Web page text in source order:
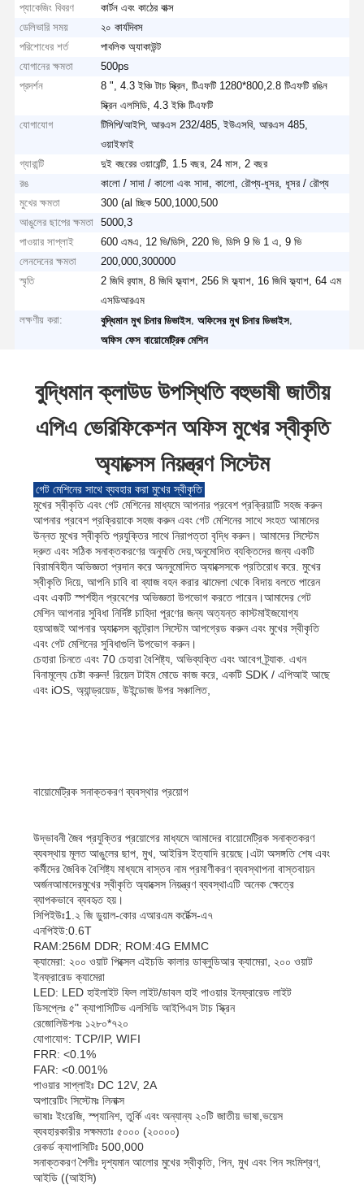
বাড়ি পণ্য
প্যাকেজিং বিবরণ
কার্টন এবং কাঠের বাক্স
ডেলিভারি সময়
২০ কার্যদিবস
পরিশোধের শর্ত
পাবলিক অ্যাকাউন্ট
যোগানের ক্ষমতা
500ps
প্রদর্শন
8 ", 4.3 ইঞ্চি টাচ স্ক্রিন, টিএফটি 1280*800,2.8 টিএফটি রঙিন
স্ক্রিন এলসিডি, 4.3 ইঞ্চি টিএফটি
যোগাযোগ
টিসিপি/আইপি, আরএস 232/485, ইউএসবি, আরএস 485,
ওয়াইফাই
গ্যারান্টি
দুই বছরের ওয়ারেন্টি, 1.5 বছর, 24 মাস, 2 বছর
রঙ
কালো / সাদা / কালো এবং সাদা, কালো, রৌপ্য-ধূসর, ধূসর / রৌপ্য
মুখের ক্ষমতা
300 (al চ্ছিক 500,1000,500
আঙুলের ছাপের ক্ষমতা
5000,3
পাওয়ার সাপ্লাই
600 এমএ, 12 ভি/ডিসি, 220 ভি, ডিসি 9 ভি 1 এ, 9 ভি
লেনদেনের ক্ষমতা
200,000,300000
স্মৃতি
2 জিবি র‌্যাম, 8 জিবি ফ্ল্যাশ, 256 মি ফ্ল্যাশ, 16 জিবি ফ্ল্যাশ, 64 এম
এসডিআরএম
লক্ষণীয় করা:
বুদ্ধিমান মুখ চিনার ডিভাইস,অফিসের মুখ চিনার ডিভাইস,
অফিস ফেস বায়োমেট্রিক মেশিন
বুদ্ধিমান ক্লাউড উপস্থিতি বহুভাষী জাতীয়
এপিএ ভেরিফিকেশন অফিস মুখের স্বীকৃতি
অ্যাক্সেস নিয়ন্ত্রণ সিস্টেম
গেট মেশিনের সাথে ব্যবহার করা মুখের স্বীকৃতি
মুখের স্বীকৃতি এবং গেট মেশিনের মাধ্যমে আপনার প্রবেশ প্রক্রিয়াটি সহজ করুন
আপনার প্রবেশ প্রক্রিয়াকে সহজ করুন এবং গেট মেশিনের সাথে সংহত আমাদের
উন্নত মুখের স্বীকৃতি প্রযুক্তির সাথে নিরাপত্তা বৃদ্ধি করুন। আমাদের সিস্টেম
দ্রুত এবং সঠিক সনাক্তকরণের অনুমতি দেয়,অনুমোদিত ব্যক্তিদের জন্য একটি
বিরামবিহীন অভিজ্ঞতা প্রদান করে অননুমোদিত অ্যাক্সেসকে প্রতিরোধ করে. মুখের
স্বীকৃতি দিয়ে, আপনি চাবি বা ব্যাজ বহন করার ঝামেলা থেকে বিদায় বলতে পারেন
এবং একটি স্পর্শহীন প্রবেশের অভিজ্ঞতা উপভোগ করতে পারেন।আমাদের গেট
মেশিন আপনার সুবিধা নির্দিষ্ট চাহিদা পূরণের জন্য অত্যন্ত কাস্টমাইজযোগ্য
হয়আজই আপনার অ্যাক্সেস কন্ট্রোল সিস্টেম আপগ্রেড করুন এবং মুখের স্বীকৃতি
এবং গেট মেশিনের সুবিধাগুলি উপভোগ করুন।
চেহারা চিনতে এবং 70 চেহারা বৈশিষ্ট্য, অভিব্যক্তি এবং আবেগ ট্র্যাক. এখন
বিনামূল্যে চেষ্টা করুন! রিয়েল টাইম মোডে কাজ করে, একটি SDK / এপিআই আছে
এবং iOS, অ্যান্ড্রয়েড, উইন্ডোজ উপর সঞ্চালিত,
বায়োমেট্রিক সনাক্তকরণ ব্যবস্থার প্রয়োগ
উদ্ভাবনী জৈব প্রযুক্তির প্রয়োগের মাধ্যমে আমাদের বায়োমেট্রিক সনাক্তকরণ
ব্যবস্থায় মূলত আঙুলের ছাপ, মুখ, আইরিস ইত্যাদি রয়েছে।এটা অসঙ্গতি শেষ এবং
কর্মীদের জৈবিক বৈশিষ্ট্য মাধ্যমে বাস্তব নাম প্রমাণীকরণ ব্যবস্থাপনা বাস্তবায়ন
অর্জনআমাদেরমুখের স্বীকৃতি অ্যাক্সেস নিয়ন্ত্রণ ব্যবস্থাএটি অনেক ক্ষেত্রে
ব্যাপকভাবে ব্যবহৃত হয়।
সিপিইউঃ1.২ জি ডুয়াল-কোর এআরএম কর্টেক্স-এ৭
এনপিইউ:0.6T
RAM:256M DDR; ROM:4G EMMC
ক্যামেরা: ২০০ ওয়াট পিক্সেল এইচডি কালার ডাব্লুডিআর ক্যামেরা, ২০০ ওয়াট
ইনফ্রারেড ক্যামেরা
LED: LED হাইলাইট ফিল লাইট/ডাবল হাই পাওয়ার ইনফ্রারেড লাইট
ডিসপ্লেঃ ৫" ক্যাপাসিটিভ এলসিডি আইপিএস টাচ স্ক্রিন
রেজোলিউশনঃ ১২৮০*৭২০
যোগাযোগ: TCP/IP, WIFI
FRR: <0.1%
FAR: <0.001%
পাওয়ার সাপ্লাইঃ DC 12V, 2A
অপারেটিং সিস্টেমঃ লিনাক্স
ভাষাঃ ইংরেজি, স্প্যানিশ, তুর্কি এবং অন্যান্য ২০টি জাতীয় ভাষা,ভয়েস
ব্যবহারকারীর সক্ষমতাঃ ৫০০০ (২০০০০)
রেকর্ড ক্যাপাসিটিঃ 500,000
সনাক্তকরণ শৈলীঃ দৃশ্যমান আলোর মুখের স্বীকৃতি, পিন, মুখ এবং পিন সংমিশ্রণ,
আইডি ((আইসি)